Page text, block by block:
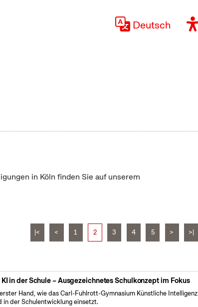
Deutsch
in Köln finden Sie auf unserem
|< < 1 2 3 4 5 > >|
in der Schule – Ausgezeichnetes Schulkonzept im Fokus
Hand, wie das Carl-Fuhlrott-Gymnasium Künstliche Intelligenz
in der Schulentwicklung einsetzt.